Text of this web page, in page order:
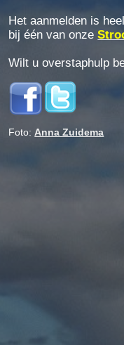
Het aanmelden is
bij één van onze
Wilt u overstaphulp
Foto: Anna Zuidema